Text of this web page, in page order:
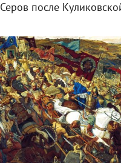
Серов после